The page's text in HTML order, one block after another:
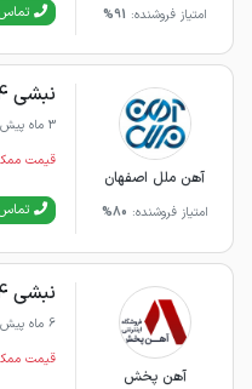
امتیاز فروشنده: 91%
آهن ملل اصفهان
امتیاز فروشنده: 80%
نبشی 4*40*40 شکفته مشهد 6 متری
3 ماه پیش
قیمت
آهن پخش
نبشی 4*40*40 شکفته مشهد 6 متری
6 ماه پیش
قیمت